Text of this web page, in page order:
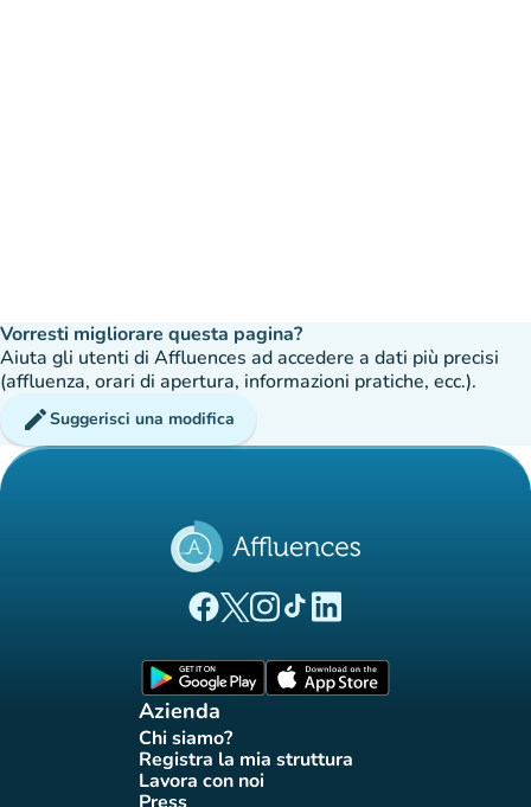
Vorresti migliorare questa pagina?
Aiuta gli utenti di Affluences ad accedere a dati più precisi
(affluenza, orari di apertura, informazioni pratiche, ecc.).
editSuggerisci una modifica
(nuova scheda)
(nuova scheda)
(nuova scheda)
(nuova scheda)
(nuova scheda)
Azienda
Chi siamo?(nuova scheda)
Registra la mia struttura
(nuova scheda)
Lavora con noi
(nuova scheda)